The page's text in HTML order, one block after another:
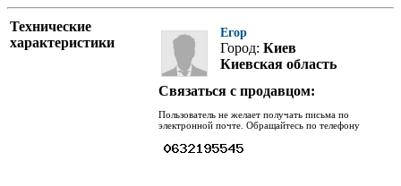
Технические
характеристики
Егор
Город: Киев
Киевская область
Связаться с продавцом:
Пользователь не желает получать письма по
электронной почте. Обращайтесь по телефону